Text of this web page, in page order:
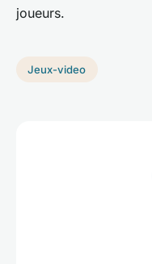
joueurs.
Jeux-video